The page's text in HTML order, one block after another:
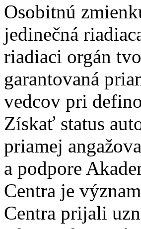
Osobitnú
jedinečná
riadiaci orgán
garantovaná
vedcov pri
Získať status
priamej
a podpore
Centra je
Centra prijali